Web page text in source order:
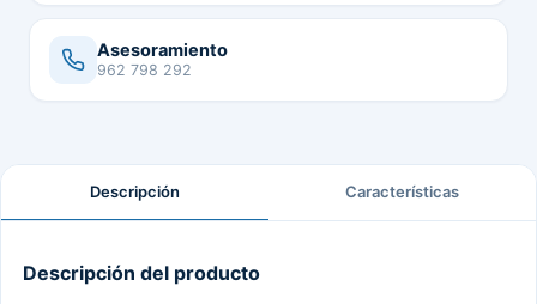
Asesoramiento
962 798 292
Descripción Características
Descripción del producto